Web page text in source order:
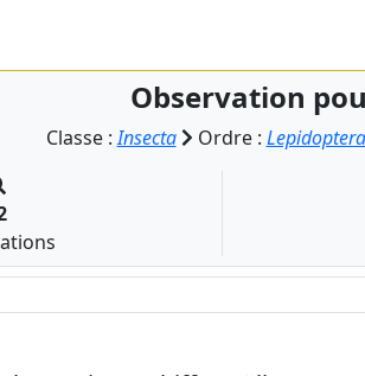
Observation
Classe :Insecta Ordre : Lepidoptera